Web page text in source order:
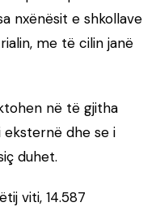
nxënësit e shkollave
me të cilin janë
në të gjitha
dhe se i
duhet.
viti, 14.587